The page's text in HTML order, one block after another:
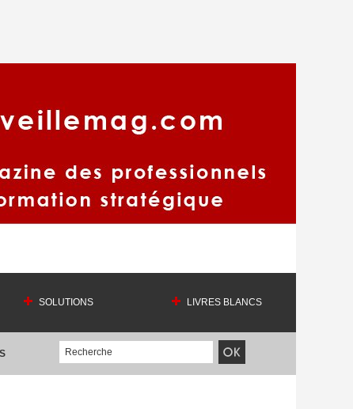
SOLUTIONS LIVRES BLANCS